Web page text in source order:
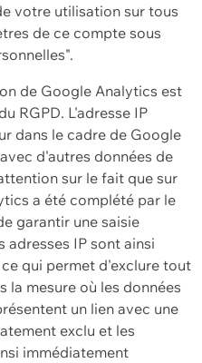
votre utilisation sur tous
de ce compte sous
de Google Analytics est
RGPD. L'adresse IP
dans le cadre de Google
d'autres données de
sur le fait que sur
a été complété par le
garantir une saisie
adresses IP sont ainsi
qui permet d'exclure tout
la mesure où les données
un lien avec une
exclu et les
immédiatement